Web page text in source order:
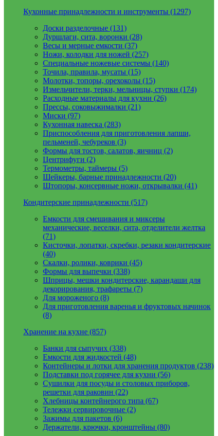
Кухонные принадлежности и инструменты (1297)
Доски разделочные (131)
Дуршлаги, сита, воронки (28)
Весы и мерные емкости (37)
Ножи, колодки для ножей (257)
Специальные ножевые системы (140)
Точила, правила, мусаты (15)
Молотки, топоры, орехоколы (15)
Измельчители, терки, мельницы, ступки (174)
Расходные материалы для кухни (26)
Прессы, соковыжималки (21)
Миски (97)
Кухонная навеска (283)
Приспособления для приготовления лапши,
пельменей, чебуреков (3)
Формы для тостов, салатов, яичниц (2)
Центрифуги (2)
Термометры, таймеры (5)
Шейкеры, барные принадлежности (20)
Штопоры, консервные ножи, открывалки (41)
Кондитерские принадлежности (517)
Емкости для смешивания и миксеры
механические, веселки, сита, отделители желтка
(71)
Кисточки, лопатки, скребки, резаки кондитерские
(40)
Скалки, ролики, коврики (45)
Формы для выпечки (338)
Шприцы, мешки кондитерские, карандаши для
декорирования, трафареты (7)
Для мороженого (8)
Для приготовления варенья и фруктовых начинок
(8)
Хранение на кухне (857)
Банки для сыпучих (338)
Емкости для жидкостей (48)
Контейнеры и лотки для хранения продуктов (238)
Подставки под горячее для кухни (56)
Сушилки для посуды и столовых приборов,
решетки для раковин (22)
Хлебницы контейнерого типа (67)
Тележки сервировочные (2)
Зажимы для пакетов (6)
Держатели, крючки, кронштейны (80)